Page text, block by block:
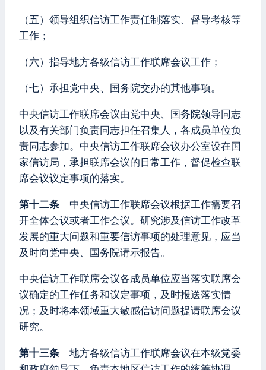
（五）领导组织信访工作责任制落实、督导考核等
工作；
（六）指导地方各级信访工作联席会议工作；
（七）承担党中央、国务院交办的其他事项。
中央信访工作联席会议由党中央、国务院领导同志
以及有关部门负责同志担任召集人，各成员单位负
责同志参加。中央信访工作联席会议办公室设在国
家信访局，承担联席会议的日常工作，督促检查联
席会议议定事项的落实。
第十二条 中央信访工作联席会议根据工作需要召
开全体会议或者工作会议。研究涉及信访工作改革
发展的重大问题和重要信访事项的处理意见，应当
及时向党中央、国务院请示报告。
中央信访工作联席会议各成员单位应当落实联席会
议确定的工作任务和议定事项，及时报送落实情
况；及时将本领域重大敏感信访问题提请联席会议
研究。
第十三条 地方各级信访工作联席会议在本级党委